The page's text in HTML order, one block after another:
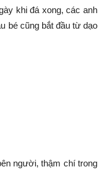
khi đá xong, các anh
bé cũng bắt đầu từ dạo
người, thậm chí trong